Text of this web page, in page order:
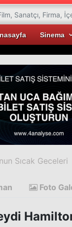
Sinema
Sıcak Geceleri
Foto